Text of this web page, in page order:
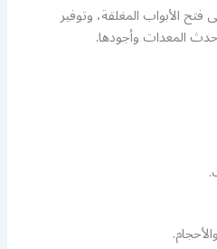
الأبواب المغلقة، وتوفير
المعدات وأجودها.